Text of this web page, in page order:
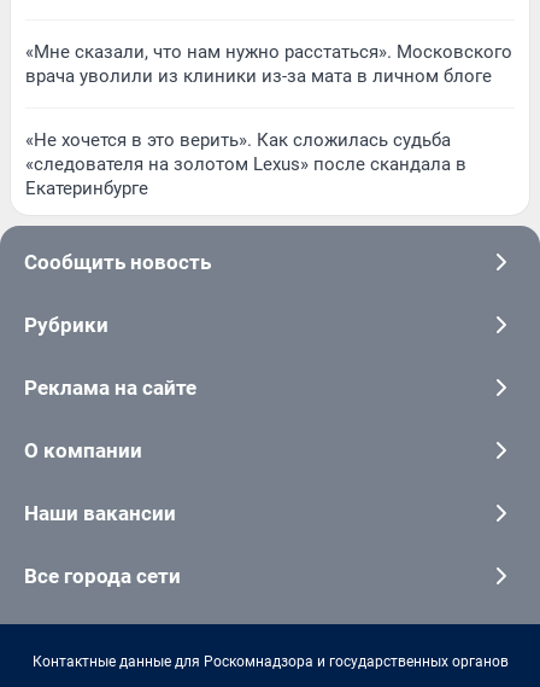
«Мне сказали, что нам нужно расстаться». Московского
врача уволили из клиники из-за мата в личном блоге
«Не хочется в это верить». Как сложилась судьба
«следователя на золотом Lexus» после скандала в
Екатеринбурге
Сообщить новость
Рубрики
Реклама на сайте
О компании
Наши вакансии
Все города сети
Контактные данные для Роскомнадзора и государственных органов